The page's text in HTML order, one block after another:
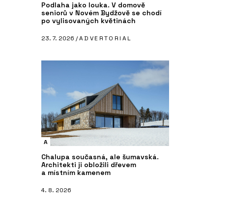
Podlaha jako louka. V domově
seniorů v Novém Bydžově se chodí
po vylisovaných květinách
23. 7. 2026 /ADVERTORIAL
A
Chalupa současná, ale šumavská.
Architekti ji obložili dřevem
a místním kamenem
4. 8. 2026